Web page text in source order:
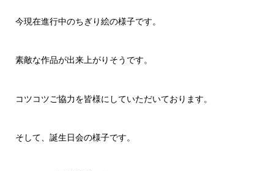
今現在進行中のちぎり絵の様子です。
素敵な作品が出来上がりそうです。
コツコツご協力を皆様にしていただいております。
そして、誕生日会の様子です。